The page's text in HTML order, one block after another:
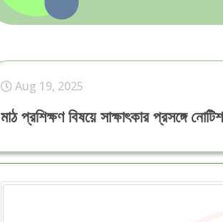
Aug 19, 2025
মাঠ প্রশিক্ষণ বিষয়ে সাক্ষাৎকার প্রসঙ্গে নোটিশ